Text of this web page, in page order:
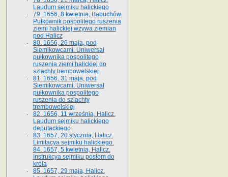
Laudum sejmiku halickiego
79. 1656, 8 kwietnia, Babuchów.
Pułkownik pospolitego ruszenia
ziemi halickiej wzywa ziemian
pod Halicz
80. 1656, 26 maja, pod
Siemikowcami. Uniwersał
pułkownika pospolitego
ruszenia ziemi halickiej do
szlachty trembowelskiej
81. 1656, 31 maja, pod
Siemikowcami. Uniwersał
pułkownika pospolitego
ruszenia do szlachty
trembowelskiej
82. 1656, 11 września, Halicz.
Laudum sejmiku halickiego
deputackiego
83. 1657, 20 stycznia, Halicz.
Limitacya sejmiku halickiego.
84. 1657, 5 kwietnia, Halicz.
Instrukcya sejmiku posłom do
króla
85. 1657, 29 maja, Halicz.